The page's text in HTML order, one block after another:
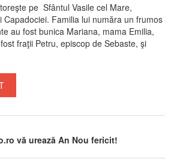
pe Sfântul Vasile cel Mare,
Capadociei. Familia lui număra un frumos
au fost bunica Mariana, mama Emilia,
fraţii Petru, episcop de Sebaste, şi
vă urează An Nou fericit!